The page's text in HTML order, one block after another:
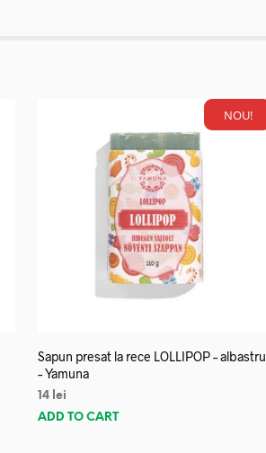
NOU!
Sapun presat la rece LOLLIPOP – albastru
– Yamuna
14 lei
ADD TO CART